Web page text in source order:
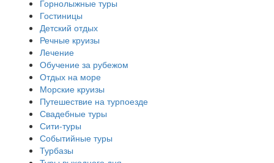
Горнолыжные туры
Гостиницы
Детский отдых
Речные круизы
Лечение
Обучение за рубежом
Отдых на море
Морские круизы
Путешествие на турпоезде
Свадебные туры
Сити-туры
Событийные туры
Турбазы